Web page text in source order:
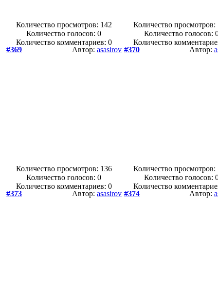
Количество просмотров: 142
Количество голосов:0
Количество комментариев: 0
Количество просмотров:
Количество голосов:
Количество
#369
Автор: asasirov
Количество просмотров: 136
Количество голосов:0
Количество комментариев: 0
#370 Автор:
Количество просмотров:
Количество голосов:
Количество
#373
Автор: asasirov #374 Автор: